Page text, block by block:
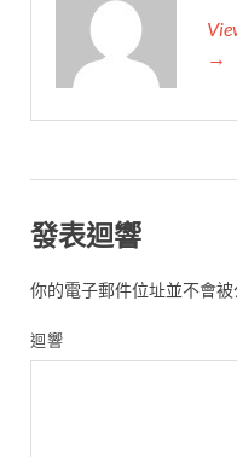
→
發表迴響
你的電子郵件位址並不會被
迴響